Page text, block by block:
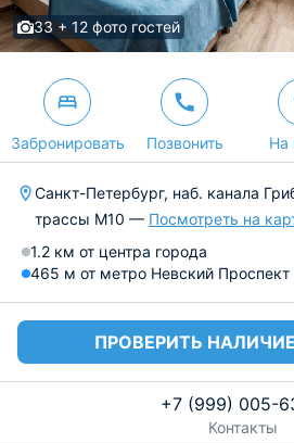
33 + 12 фото гостей
Забронировать Позвонить На
Санкт-Петербург, наб. канала
трассы М10 — Посмотреть на
1.2 км от центра города
465 м от метро Невский Проспект
ПРОВЕРИТЬ
+7 (999) 005-
Контакты